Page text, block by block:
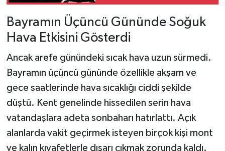
Bayramın Üçüncü Gününde Soğuk
Hava Etkisini Gösterdi
Ancak arefe günündeki sıcak hava uzun sürmedi.
Bayramın üçüncü gününde özellikle akşam ve
gece saatlerinde hava sıcaklığı ciddi şekilde
düştü. Kent genelinde hissedilen serin hava
vatandaşlara adeta sonbaharı hatırlattı. Açık
alanlarda vakit geçirmek isteyen birçok kişi mont
ve kalın kıyafetlerle dışarı çıkmak zorunda kaldı.